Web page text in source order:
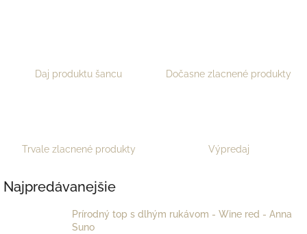
Daj produktu šancu Dočasne zlacnené produkty
Trvale zlacnené produkty Výpredaj
Najpredávanejšie
Prírodný top s dlhým rukávom - Wine red - Anna
Suno